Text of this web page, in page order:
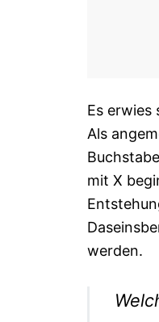
Es erwies
Als
mit X
werden.